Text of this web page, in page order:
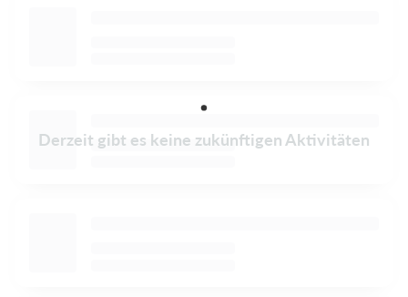
Derzeit gibt es keine zukünftigen Aktivitäten